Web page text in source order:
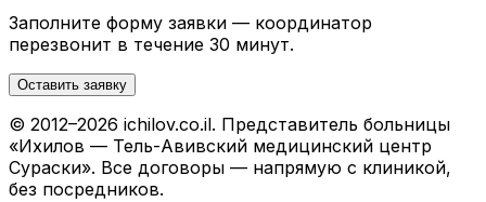
Заполните форму заявки — координатор
перезвонит в течение 30 минут.
Оставить заявку
© 2012–2026 ichilov.co.il. Представитель больницы
«Ихилов — Тель-Авивский медицинский центр
Сураски». Все договоры — напрямую с клиникой,
без посредников.